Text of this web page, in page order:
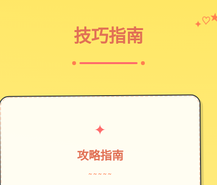
技巧指南
✦♡
✦
攻略指南
~~~~~